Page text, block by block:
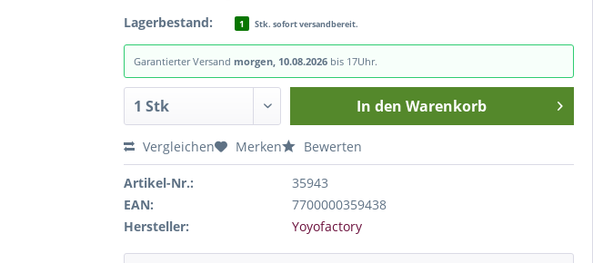
Lagerbestand: 1 Stk. sofort versandbereit.
Garantierter Versand morgen, 10.08.2026 bis 17Uhr.
In den Warenkorb
Vergleichen Merken Bewerten
Artikel-Nr.:
35943
EAN:
7700000359438
Hersteller:
Yoyofactory